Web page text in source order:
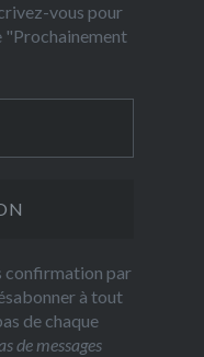
vous pour
"Prochainement
confirmation par
à tout
de chaque
de messages